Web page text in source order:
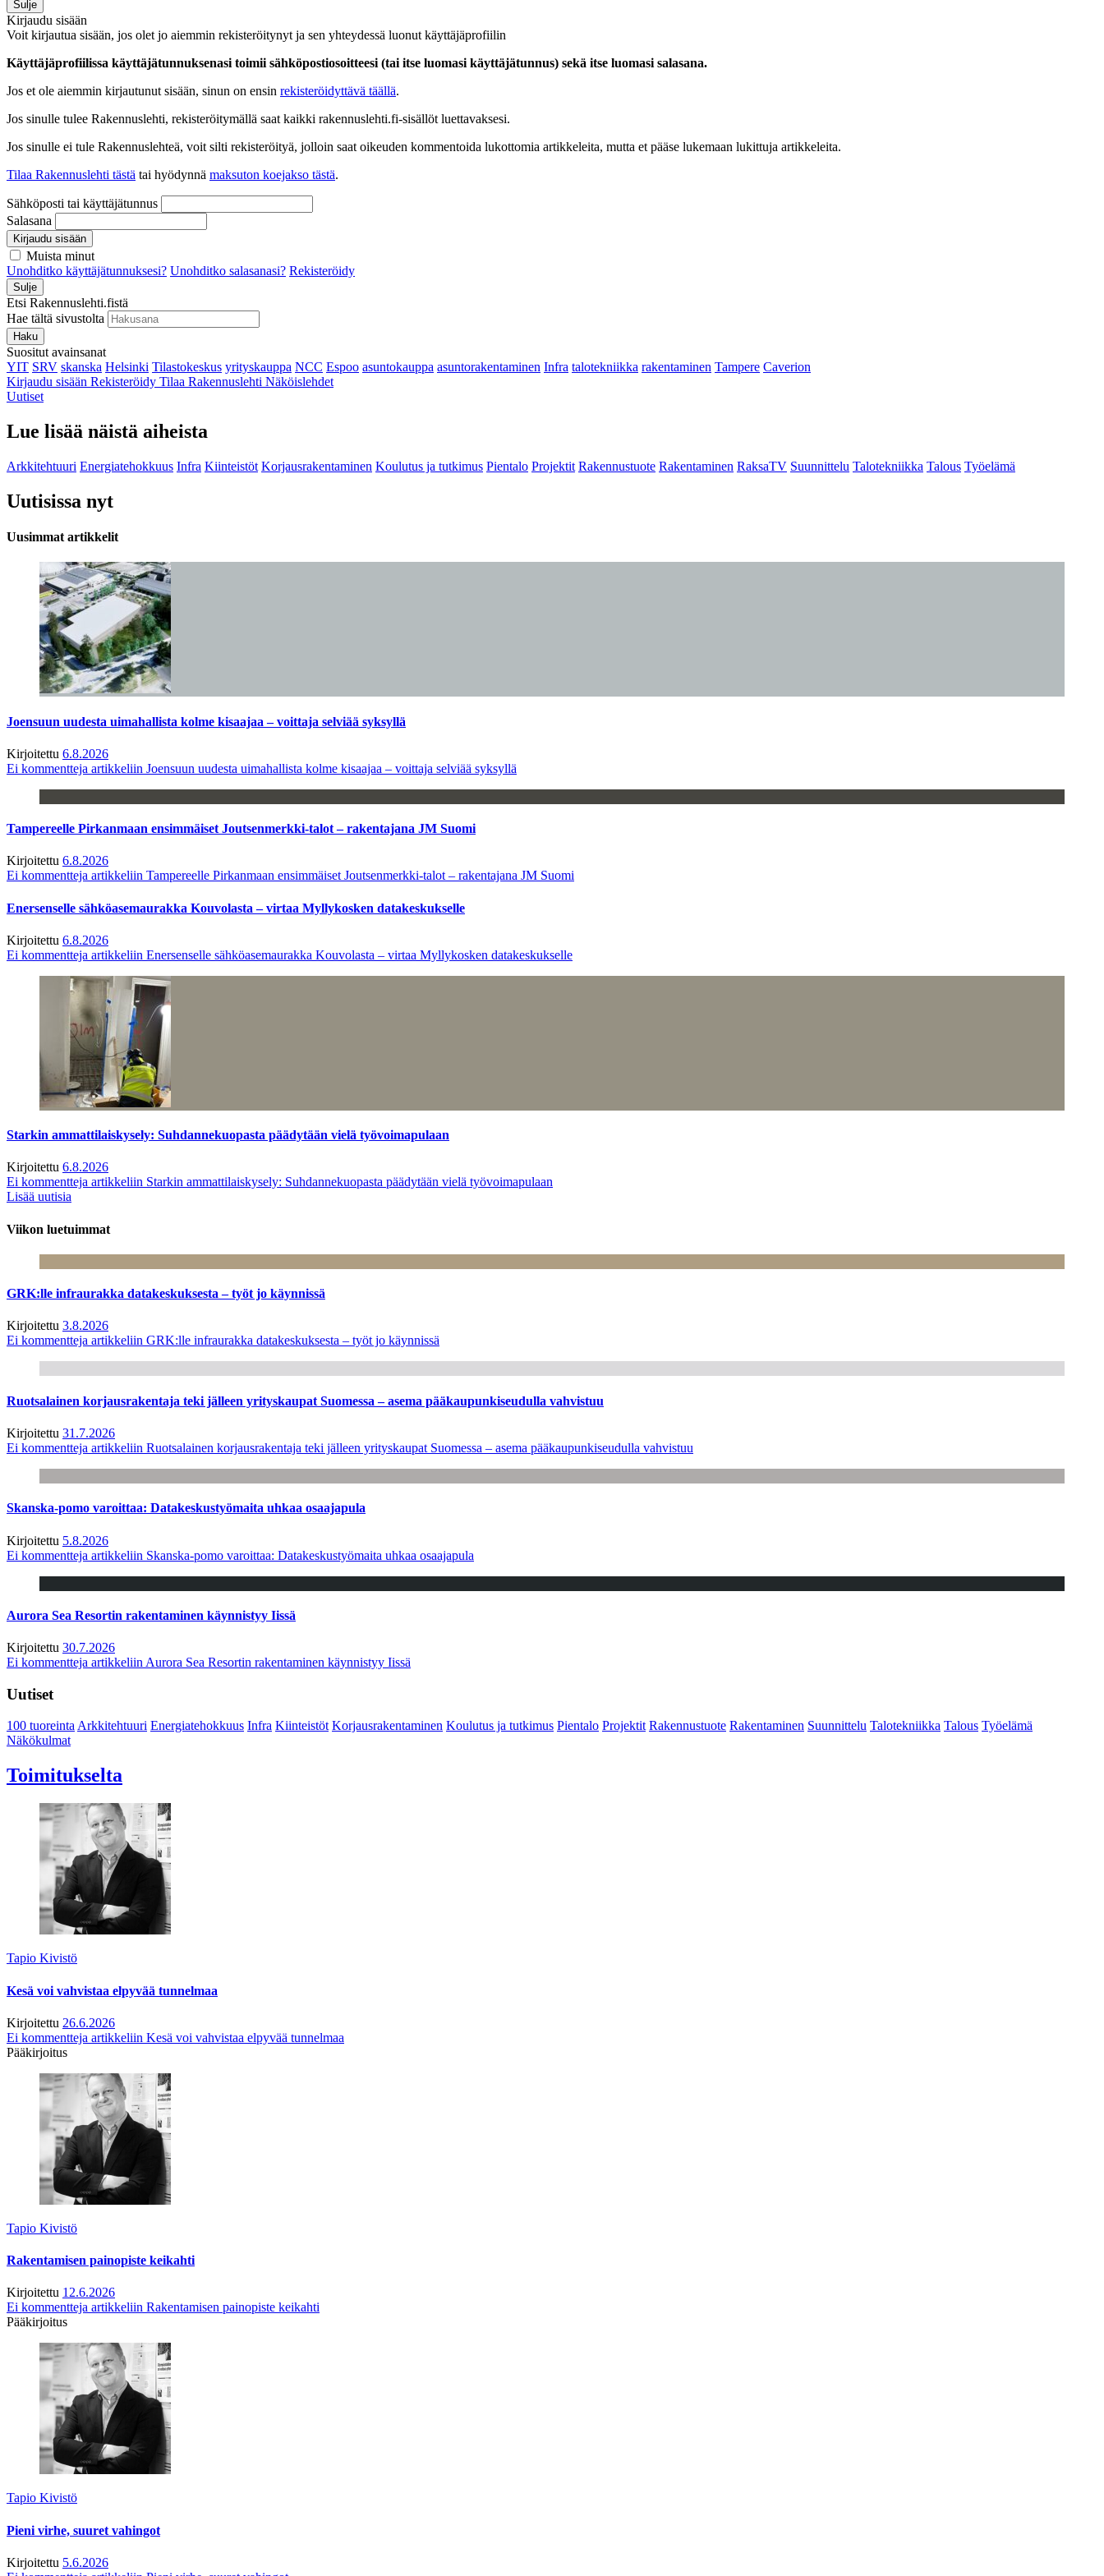
Sulje
Kirjaudu sisään
Voit kirjautua sisään, jos olet jo aiemmin rekisteröitynyt ja sen yhteydessä luonut käyttäjäprofiilin
Käyttäjäprofiilissa käyttäjätunnuksenasi toimii sähköpostiosoitteesi (tai itse luomasi käyttäjätunnus) sekä itse luomasi salasana.
Jos et ole aiemmin kirjautunut sisään, sinun on ensin rekisteröidyttävä täällä.
Jos sinulle tulee Rakennuslehti, rekisteröitymällä saat kaikki rakennuslehti.fi-sisällöt luettavaksesi.
Jos sinulle ei tule Rakennuslehteä, voit silti rekisteröityä, jolloin saat oikeuden kommentoida lukottomia artikkeleita, mutta et pääse lukemaan lukittuja artikkeleita.
Tilaa Rakennuslehti tästä tai hyödynnä maksuton koejakso tästä.
Sähköposti tai käyttäjätunnus
Salasana
Kirjaudu sisään
Muista minut
Unohditko käyttäjätunnuksesi? Unohditko salasanasi? Rekisteröidy
Sulje
Etsi Rakennuslehti.fistä
Hae tältä sivustolta
Haku
Suositut avainsanat
YIT SRV skanska Helsinki Tilastokeskus yrityskauppa NCC Espoo asuntokauppa asuntorakentaminen Infra talotekniikka rakentaminen Tampere Caverion
Kirjaudu sisään Rekisteröidy Tilaa Rakennuslehti Näköislehdet
Uutiset
Lue lisää näistä aiheista
Arkkitehtuuri Energiatehokkuus Infra Kiinteistöt Korjausrakentaminen Koulutus ja tutkimus Pientalo Projektit Rakennustuote Rakentaminen RaksaTV Suunnittelu Talotekniikka Talous Työelämä
Uutisissa nyt
Uusimmat artikkelit
Joensuun uudesta uimahallista kolme kisaajaa – voittaja selviää syksyllä
Kirjoitettu 6.8.2026
Ei kommentteja artikkeliin Joensuun uudesta uimahallista kolme kisaajaa – voittaja selviää syksyllä
Tampereelle Pirkanmaan ensimmäiset Joutsenmerkki-talot – rakentajana JM Suomi
Kirjoitettu 6.8.2026
Ei kommentteja artikkeliin Tampereelle Pirkanmaan ensimmäiset Joutsenmerkki-talot – rakentajana JM Suomi
Enersenselle sähköasemaurakka Kouvolasta – virtaa Myllykosken datakeskukselle
Kirjoitettu 6.8.2026
Ei kommentteja artikkeliin Enersenselle sähköasemaurakka Kouvolasta – virtaa Myllykosken datakeskukselle
Starkin ammattilaiskysely: Suhdannekuopasta päädytään vielä työvoimapulaan
Kirjoitettu 6.8.2026
Ei kommentteja artikkeliin Starkin ammattilaiskysely: Suhdannekuopasta päädytään vielä työvoimapulaan
Lisää uutisia
Viikon luetuimmat
GRK:lle infraurakka datakeskuksesta – työt jo käynnissä
Kirjoitettu 3.8.2026
Ei kommentteja artikkeliin GRK:lle infraurakka datakeskuksesta – työt jo käynnissä
Ruotsalainen korjausrakentaja teki jälleen yrityskaupat Suomessa – asema pääkaupunkiseudulla vahvistuu
Kirjoitettu 31.7.2026
Ei kommentteja artikkeliin Ruotsalainen korjausrakentaja teki jälleen yrityskaupat Suomessa – asema pääkaupunkiseudulla vahvistuu
Skanska-pomo varoittaa: Datakeskustyömaita uhkaa osaajapula
Kirjoitettu 5.8.2026
Ei kommentteja artikkeliin Skanska-pomo varoittaa: Datakeskustyömaita uhkaa osaajapula
Aurora Sea Resortin rakentaminen käynnistyy Iissä
Kirjoitettu 30.7.2026
Ei kommentteja artikkeliin Aurora Sea Resortin rakentaminen käynnistyy Iissä
Uutiset
100 tuoreintaArkkitehtuuri Energiatehokkuus Infra Kiinteistöt Korjausrakentaminen Koulutus ja tutkimus Pientalo Projektit Rakennustuote Rakentaminen Suunnittelu Talotekniikka Talous Työelämä
Näkökulmat
Toimitukselta
Tapio Kivistö
Kesä voi vahvistaa elpyvää tunnelmaa
Kirjoitettu 26.6.2026
Ei kommentteja artikkeliin Kesä voi vahvistaa elpyvää tunnelmaa
Pääkirjoitus
Tapio Kivistö
Rakentamisen painopiste keikahti
Kirjoitettu 12.6.2026
Ei kommentteja artikkeliin Rakentamisen painopiste keikahti
Pääkirjoitus
Tapio Kivistö
Pieni virhe, suuret vahingot
Kirjoitettu 5.6.2026